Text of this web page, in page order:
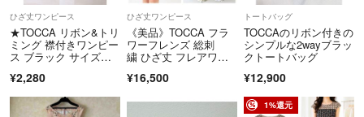
・RFC違反のメールアドレス
【例】
「@（アットマーク）」の直前に「.（ドット）」が入っているメー
ルアドレス
「.（ドット）」が複数個連続するメールアドレス
ひざ丈ワンピース
★TOCCA リボン&トリ
ミング 襟付きワンピー
ス ブラック サイズ
¥2,280
ひざ丈ワンピース
《美品》TOCCA フラ
ワーフレンズ 総刺
繍 ひざ丈 フレアワン
¥16,500
トートバッグ
TOCCAのリボン付きの
シンプルな2wayブラッ
クトートバッグ
¥12,900
1%還元